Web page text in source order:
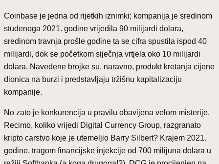
Coinbase je jedna od rijetkih iznimki; kompanija je sredinom
studenoga 2021. godine vrijedila 90 milijardi dolara,
sredinom travnja prošle godine ta se cifra spustila ispod 40
milijardi, dok se početkom siječnja vrtjela oko 10 milijardi
dolara. Navedene brojke su, naravno, produkt kretanja cijene
dionica na burzi i predstavljaju tržišnu kapitalizaciju
kompanije.
No zato je konkurencija u pravilu obavijena velom misterije.
Recimo, koliko vrijedi Digital Currency Group, razgranato
kripto carstvo koje je utemeljio Barry Silbert? Krajem 2021.
godine, tragom financijske injekcije od 700 milijuna dolara u